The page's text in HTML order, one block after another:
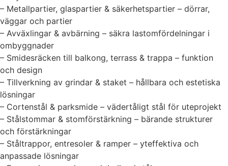
– Metallpartier, glaspartier & säkerhetspartier – dörrar,
väggar och partier
– Avväxlingar & avbärning – säkra lastomfördelningar i
ombyggnader
– Smidesräcken till balkong, terrass & trappa – funktion
och design
– Tillverkning av grindar & staket – hållbara och estetiska
lösningar
– Cortenstål & parksmide – vädertåligt stål för uteprojekt
– Stålstommar & stomförstärkning – bärande strukturer
och förstärkningar
– Ståltrappor, entresoler & ramper – yteffektiva och
anpassade lösningar